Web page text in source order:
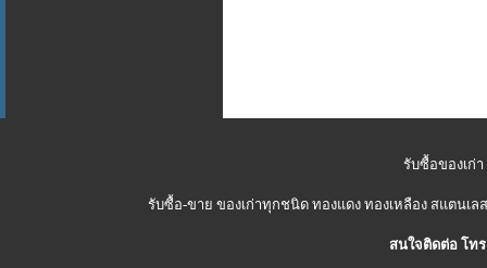
รับซื้อของเก่
รับซื้อ-ขาย ของเก่าทุกชนิด ทองแดง ทองเหลือง สแตนเ
สนใจติดต่อ โทร